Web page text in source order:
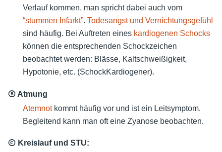
Verlauf kommen, man spricht dabei auch vom
“stummen Infarkt”. Todesangst und Vernichtungsgefühl
sind häufig. Bei Auftreten eines kardiogenen Schocks
können die entsprechenden Schockzeichen
beobachtet werden: Blässe, Kaltschweißigkeit,
Hypotonie, etc. (SchockKardiogener).
Ⓑ Atmung
Atemnotkommt häufig vor und ist ein Leitsymptom.
Begleitend kann man oft eine Zyanose beobachten.
Ⓒ Kreislauf und STU: